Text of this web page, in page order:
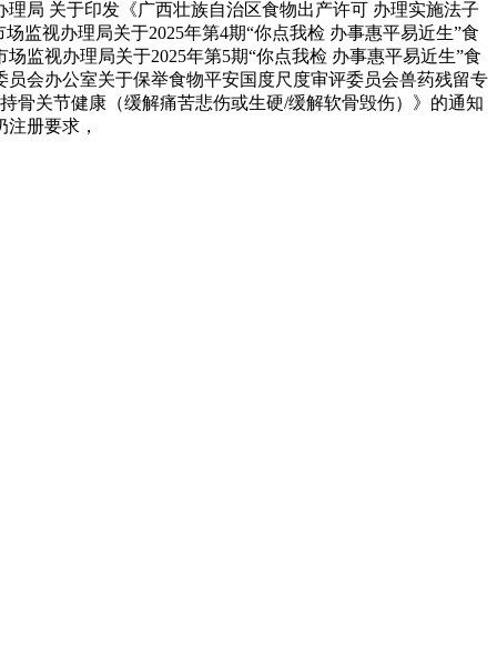
局 关于印发《广西壮族自治区食物出产许可 办理实施法子
监视办理局关于2025年第4期“你点我检 办事惠平易近生”食
监视办理局关于2025年第5期“你点我检 办事惠平易近生”食
会办公室关于保举食物平安国度尺度审评委员会兽药残留专
骨关节健康（缓解痛苦悲伤或生硬/缓解软骨毁伤）》的通知
册要求，